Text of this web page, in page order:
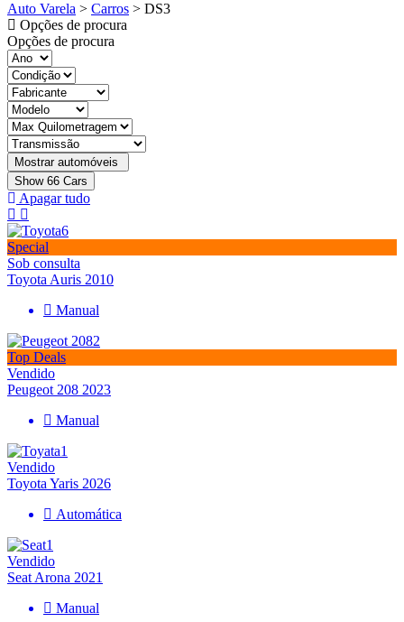
Auto Varela > Carros > DS3
Opções de procura
Opções de procura
Show 66 Cars
Apagar tudo
Special
Sob consulta
Toyota Auris 2010
Manual
Top Deals
Vendido
Peugeot 208 2023
Manual
Vendido
Toyota Yaris 2026
Automática
Vendido
Seat Arona 2021
Manual